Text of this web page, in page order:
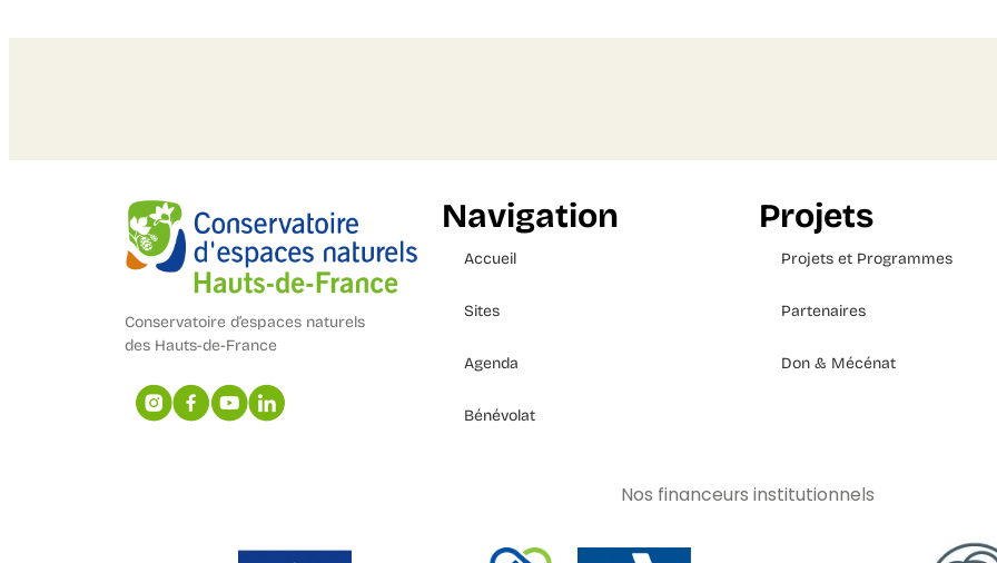
Conservatoire d’espaces naturels
des Hauts-de-France
Navigation
Accueil
Sites
Agenda
Bénévolat
Projets
Projets et Programmes
Partenaires
Don & Mécénat
Nos financeurs institutionnels